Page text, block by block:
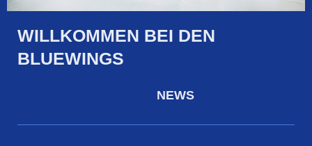
WILLKOMMEN BEI DEN
BLUEWINGS
NEWS